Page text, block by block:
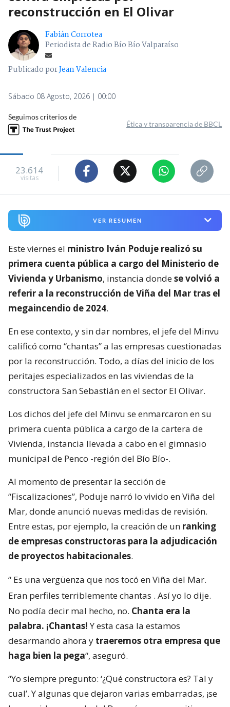
reconstrucción en El Olivar
Fabián Corrotea
Periodista de Radio Bío Bío Valparaíso
Publicado porJean Valencia
Sábado 08 Agosto, 2026 | 00:00
Seguimos criterios de
Ética y transparencia de BBCL
23.614
visitas
VER RESUMEN
Este viernes el ministro Iván Poduje realizó su
primera cuenta pública a cargo del Ministerio de
Vivienda y Urbanismo, instancia dondese volvió a
referir a la reconstrucción de Viña del Mar tras el
megaincendio de 2024.
En ese contexto, y sin dar nombres, el jefe del Minvu
calificó como “chantas” a las empresas cuestionadas
por la reconstrucción. Todo, a días del inicio de los
peritajes especializados en las viviendas de la
constructora San Sebastián en el sector El Olivar.
Los dichos del jefe del Minvu se enmarcaron en su
primera cuenta pública a cargo de la cartera de
Vivienda, instancia llevada a cabo en el gimnasio
municipal de Penco -región del Bío Bío-.
Al momento de presentar la sección de
“Fiscalizaciones”, Poduje narró lo vivido en Viña del
Mar, donde anunció nuevas medidas de revisión.
Entre estas, por ejemplo, la creación de un ranking
de empresas constructoras para la adjudicación
de proyectos habitacionales.
“ Es una vergüenza que nos tocó en Viña del Mar.
Eran perfiles terriblemente chantas . Así yo lo dije.
No podía decir mal hecho, no. Chanta era la
palabra. ¡Chantas!Y esta casa la estamos
desarmando ahora y traeremos otra empresa que
haga bien la pega“, aseguró.
“Yo siempre pregunto: ‘¿Qué constructora es? Tal y
cual’. Y algunas que dejaron varias embarradas, ¡se